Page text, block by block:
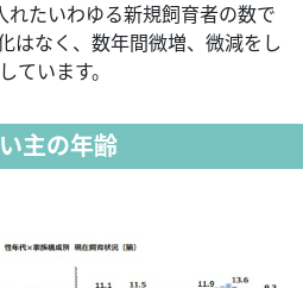
たいわゆる新規飼育者の数で
はなく、数年間微増、微減をし
ています。
主の年齢